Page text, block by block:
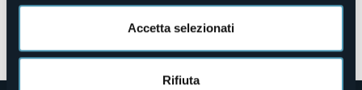
Accetta selezionati
Rifiuta